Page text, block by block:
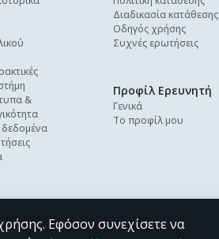
&
Διαδικασία κατάθεσης
Οδηγός χρήσης
Συχνές ερωτήσεις
Προφίλ Ερευνητή
Γενικά
Το προφίλ μου
Εφόσον συνεχίσετε να